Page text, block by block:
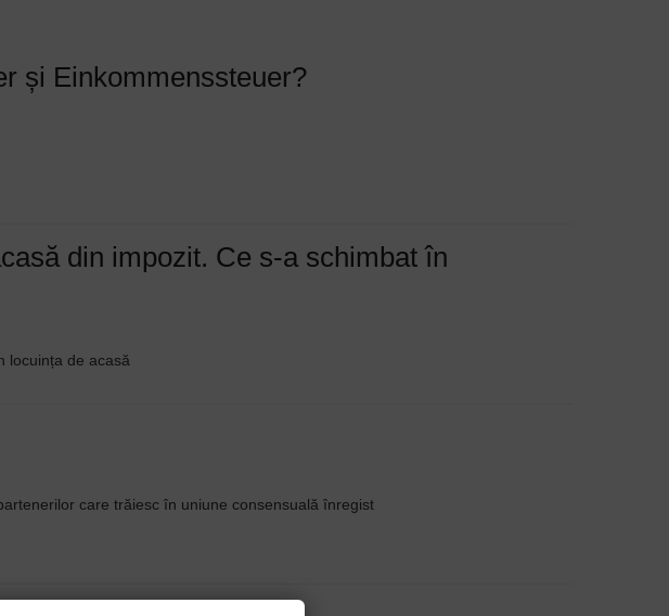
și Einkommenssteuer?
din impozit. Ce s-a schimbat în
locuința de acasă
care trăiesc în uniune consensuală înregist